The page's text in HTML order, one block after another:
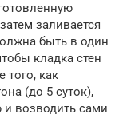
заливается
быть в один
кладка стен
того, как
(до 5 суток),
возводить сами